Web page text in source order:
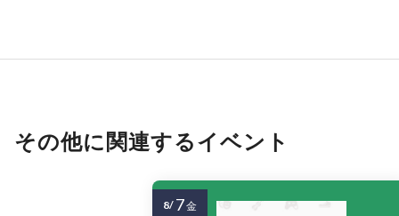
その他に関連するイベント
8/ 7金